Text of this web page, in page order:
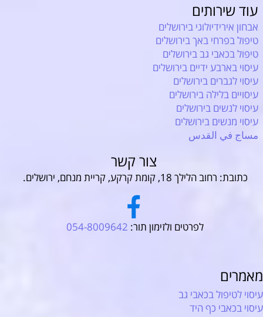
עוד שירותים
אבחון אירידיולוגי בירושלים
טיפול בפרחי באך בירושלים
טיפול בכאבי גב בירושלים
עיסוי בארבע ידיים בירושלים
עיסוי לגברים בירושלים
עיסויים בלילה בירושלים
עיסוי לנשים בירושלים
עיסוי מנשים בירושלים
مساج في القدس
צור קשר
כתובת: רחוב הלילך 18, קומת קרקע, קריית מנחם, ירושלים.
לפרטים ולזימון תור: 054-8009642
מאמרים
עיסוי לטיפול בכאבי גב
עיסוי בכאבי כף היד